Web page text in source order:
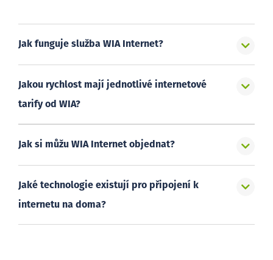
Jak funguje služba WIA Internet?
Jakou rychlost mají jednotlivé internetové
tarify od WIA?
Jak si můžu WIA Internet objednat?
Jaké technologie existují pro připojení k
internetu na doma?